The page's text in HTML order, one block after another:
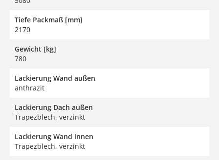
Tiefe Packmaß [mm]
2170
Gewicht [kg]
780
Lackierung Wand außen
anthrazit
Lackierung Dach außen
Trapezblech, verzinkt
Lackierung Wand innen
Trapezblech, verzinkt